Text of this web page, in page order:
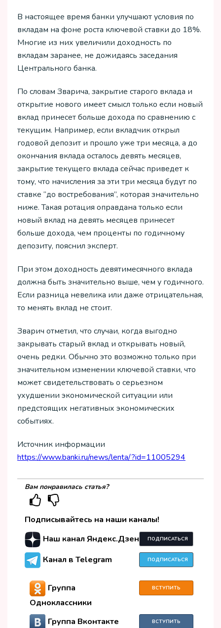
В настоящее время банки улучшают условия по
вкладам на фоне роста ключевой ставки до 18%.
Многие из них увеличили доходность по
вкладам заранее, не дожидаясь заседания
Центрального банка.
По словам Зварича, закрытие старого вклада и
открытие нового имеет смысл только если новый
вклад принесет больше дохода по сравнению с
текущим. Например, если вкладчик открыл
годовой депозит и прошло уже три месяца, а до
окончания вклада осталось девять месяцев,
закрытие текущего вклада сейчас приведет к
тому, что начисления за эти три месяца будут по
ставке “до востребования”, которая значительно
ниже. Такая ротация оправдана только если
новый вклад на девять месяцев принесет
больше дохода, чем проценты по годичному
депозиту, пояснил эксперт.
При этом доходность девятимесячного вклада
должна быть значительно выше, чем у годичного.
Если разница невелика или даже отрицательная,
то менять вклад не стоит.
Зварич отметил, что случаи, когда выгодно
закрывать старый вклад и открывать новый,
очень редки. Обычно это возможно только при
значительном изменении ключевой ставки, что
может свидетельствовать о серьезном
ухудшении экономической ситуации или
предстоящих негативных экономических
событиях.
Источник информации
https://www.banki.ru/news/lenta/?id=11005294
Вам понравилась статья?
Подписывайтесь на наши каналы!
Наш канал Яндекс.Дзен
ПОДПИСАТЬСЯ
Канал в Telegram ПОДПИСАТЬСЯ
Группа
Одноклассники
ВСТУПИТЬ
Группа Вконтакте ВСТУПИТЬ